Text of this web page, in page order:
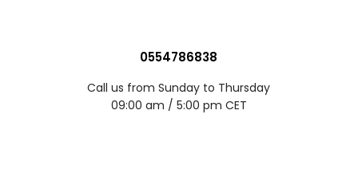
0554786838
Call us from Sunday to Thursday
09:00 am / 5:00 pm CET